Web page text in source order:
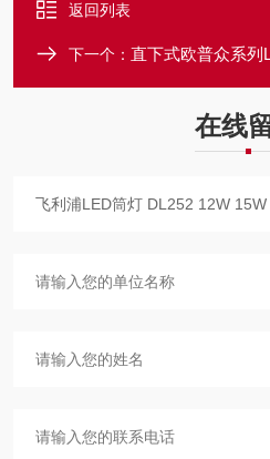
返回列表
下一个： 直下式欧普众系列
在线